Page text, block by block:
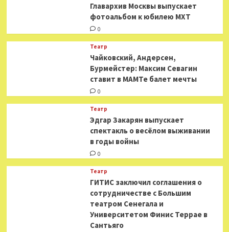
​​Главархив Москвы выпускает
фотоальбом к юбилею МХТ
0
Театр
​​Чайковский, Андерсен,
Бурмейстер: Максим Севагин
ставит в МАМТе балет мечты
0
Театр
Эдгар Закарян выпускает
спектакль о весёлом выживании
в годы войны
0
Театр
ГИТИС заключил соглашения о
сотрудничестве с Большим
театром Сенегала и
Университетом Финис Террае в
Сантьяго